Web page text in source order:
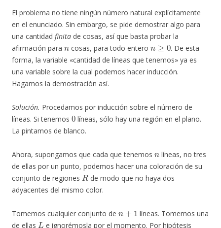
El problema no tiene ningún número natural explícitamente
en el enunciado. Sin embargo, se pide demostrar algo para
una cantidad finita de cosas, así que basta probar la
afirmación para
n
cosas, para todo entero
n≥0
. De esta
forma, la variable «cantidad de líneas que tenemos» ya es
una variable sobre la cual podemos hacer inducción.
Hagamos la demostración así.
Solución. Procedamos por inducción sobre el número de
líneas. Si tenemos
0
líneas, sólo hay una región en el plano.
La pintamos de blanco.
Ahora, supongamos que cada que tenemos
líneas, no tres
de ellas por un punto, podemos hacer una coloración de su
conjunto de regiones
R
de modo que no haya dos
adyacentes del mismo color.
Tomemos cualquier conjunto de
líneas. Tomemos una
de ellas
L
e ignorémosla por el momento. Por hipótesis